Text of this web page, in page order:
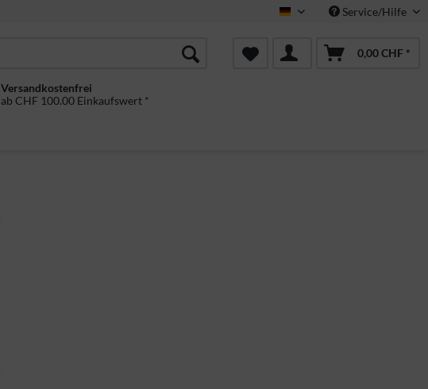
Deutsch Service/Hilfe
0,00 CHF *
Versandkostenfrei
ab CHF 100.00 Einkaufswert *